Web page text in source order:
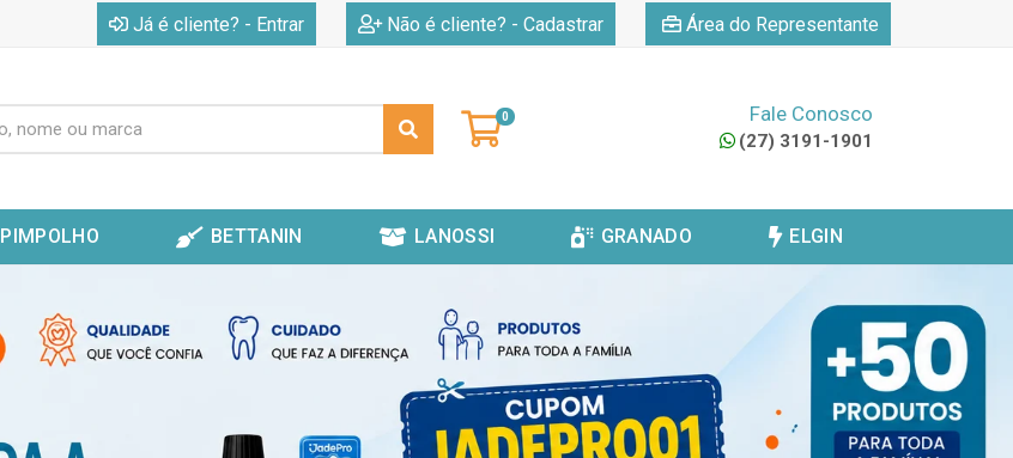
Já é cliente? - Entrar Não é cliente? - Cadastrar Área do Representante
0 Fale Conosco
(27) 3191-1901
PIMPOLHO BETTANIN LANOSSI GRANADO ELGIN